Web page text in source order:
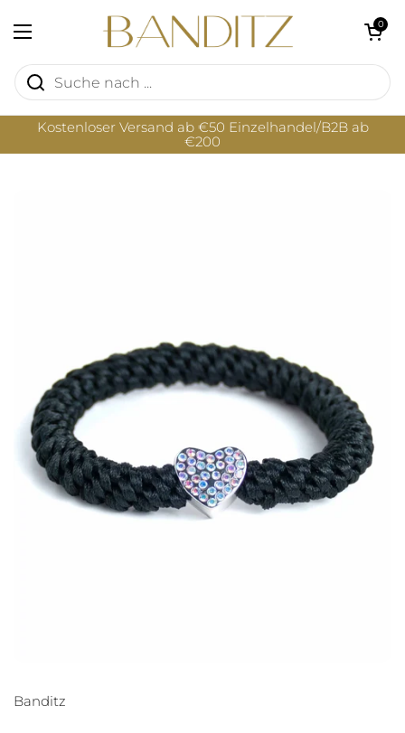
Menü öffnen
Warenkorb
0
Kostenloser Versand ab €50 Einzelhandel/B2B ab
€200
Banditz